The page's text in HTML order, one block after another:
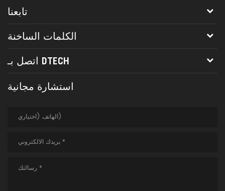
تابعنا
الكلمات الساخنة
اتصل بـ DTECH
استشارة مجانية